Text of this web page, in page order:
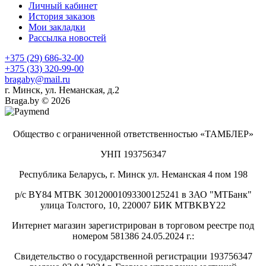
Личный кабинет
История заказов
Мои закладки
Рассылка новостей
+375 (29) 686-32-00
+375 (33) 320-99-00
bragaby@mail.ru
г. Минск, ул. Неманская, д.2
Braga.by © 2026
Общество с ограниченной ответственностью «ТАМБЛЕР»
УНП 193756347
Республика Беларусь, г. Минск ул. Неманская 4 пом 198
р/с BY84 MTBK 30120001093300125241 в ЗАО "МТБанк"
улица Толстого, 10, 220007 БИК MTBKBY22
Интернет магазин зарегистрирован в торговом реестре под
номером 581386 24.05.2024 г.:
Свидетельство о государственной регистрации 193756347